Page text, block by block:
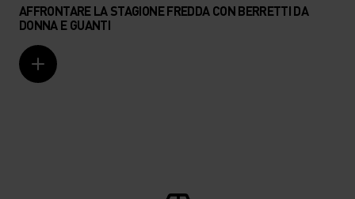
AFFRONTARE LA STAGIONE FREDDA CON BERRETTI DA
DONNA E GUANTI